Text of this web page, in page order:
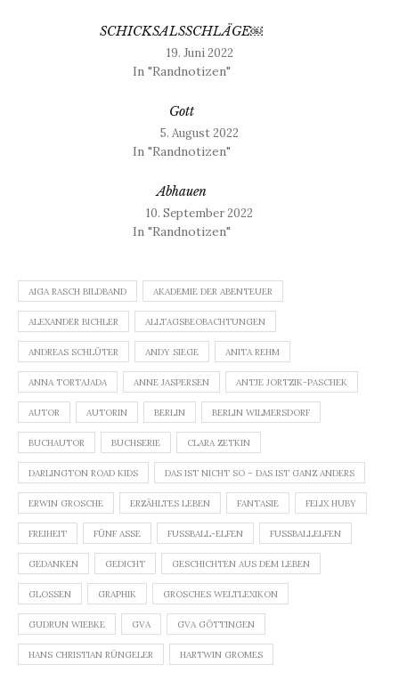
SCHICKSALSSCHLÄGE￼
19. Juni 2022
In "Randnotizen"
Gott
5. August 2022
In "Randnotizen"
Abhauen
10. September 2022
In "Randnotizen"
AIGA RASCH BILDBAND AKADEMIE DER ABENTEUER
ALEXANDER BICHLER ALLTAGSBEOBACHTUNGEN
ANDREAS SCHLÜTER ANDY SIEGE ANITA REHM
ANNA TORTAJADA ANNE JASPERSEN ANTJE JORTZIK-PASCHEK
AUTOR AUTORIN BERLIN BERLIN WILMERSDORF
BUCHAUTOR BUCHSERIE CLARA ZETKIN
DARLINGTON ROAD KIDS DAS IST NICHT SO – DAS IST GANZ ANDERS
ERWIN GROSCHE ERZÄHLTES LEBEN FANTASIE FELIX HUBY
FREIHEIT FÜNF ASSE FUSSBALL-ELFEN FUSSBALLELFEN
GEDANKEN GEDICHT GESCHICHTEN AUS DEM LEBEN
GLOSSEN GRAPHIK GROSCHES WELTLEXIKON
GUDRUN WIEBKE GVA GVA GÖTTINGEN
HANS CHRISTIAN RÜNGELER HARTWIN GROMES